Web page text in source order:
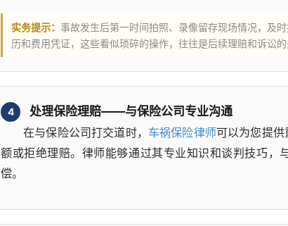
实务提示： 事故发生后第一时间拍照、录像留存现场情况，及
历和费用凭证，这些看似琐碎的操作，往往是后续理赔和诉讼的
4
处理保险理赔——与保险公司专业沟通
在与保险公司打交道时， 车祸保险律师可以为您提
额或拒绝理赔。律师能够通过其专业知识和谈判技巧，
偿。